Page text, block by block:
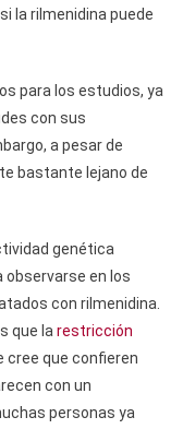
la rilmenidina puede
para los estudios, ya
con sus
a pesar de
bastante lejano de
genética
observarse en los
con rilmenidina.
que la restricción
cree que confieren
con un
personas ya